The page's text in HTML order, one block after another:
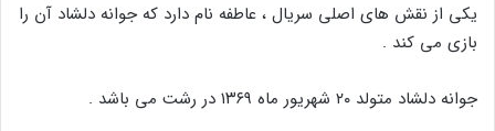
یکی از نقش های اصلی سریال ، عاطفه نام دارد که جوانه دلشاد آن را
بازی می کند .
جوانه دلشاد متولد ۲۰ شهریور ماه ۱۳۶۹ در رشت می باشد .